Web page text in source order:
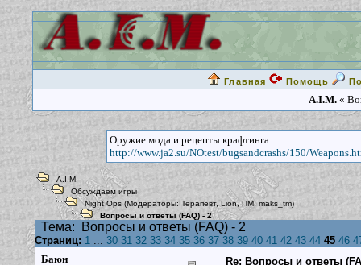
Главная Помощь
A.I.M.«
Оружие мода и рецепты крафтинга:
http://www.ja2.su/NOtest/bugsandcrashs/150/
A.I.M.
Обсуждаем игры
Night Ops (Модераторы: Терапевт,Lion,ПМ,maks_tm)
Вопросы и ответы (FAQ) - 2
Тема: Вопросы и ответы (FAQ) - 2
Страниц: 1... 30 31 32 33 34 35 36 37 38 39 40 41 42 43 44 45 46
Баюн
Re: Вопросы и ответы